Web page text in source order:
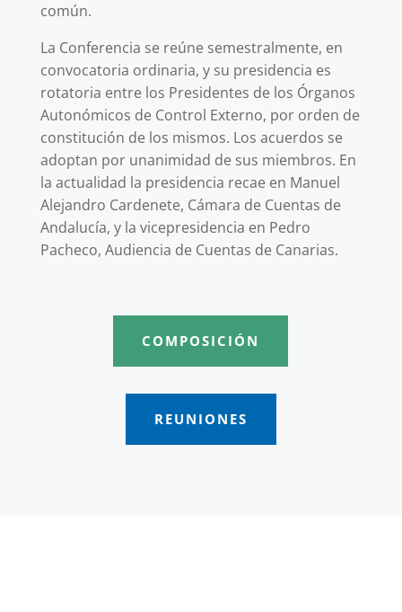
común.
La Conferencia se reúne semestralmente, en
convocatoria ordinaria, y su presidencia es
rotatoria entre los Presidentes de los Órganos
Autonómicos de Control Externo, por orden de
constitución de los mismos. Los acuerdos se
adoptan por unanimidad de sus miembros. En
la actualidad la presidencia recae en Manuel
Alejandro Cardenete, Cámara de Cuentas de
Andalucía, y la vicepresidencia en Pedro
Pacheco, Audiencia de Cuentas de Canarias.
COMPOSICIÓN
REUNIONES